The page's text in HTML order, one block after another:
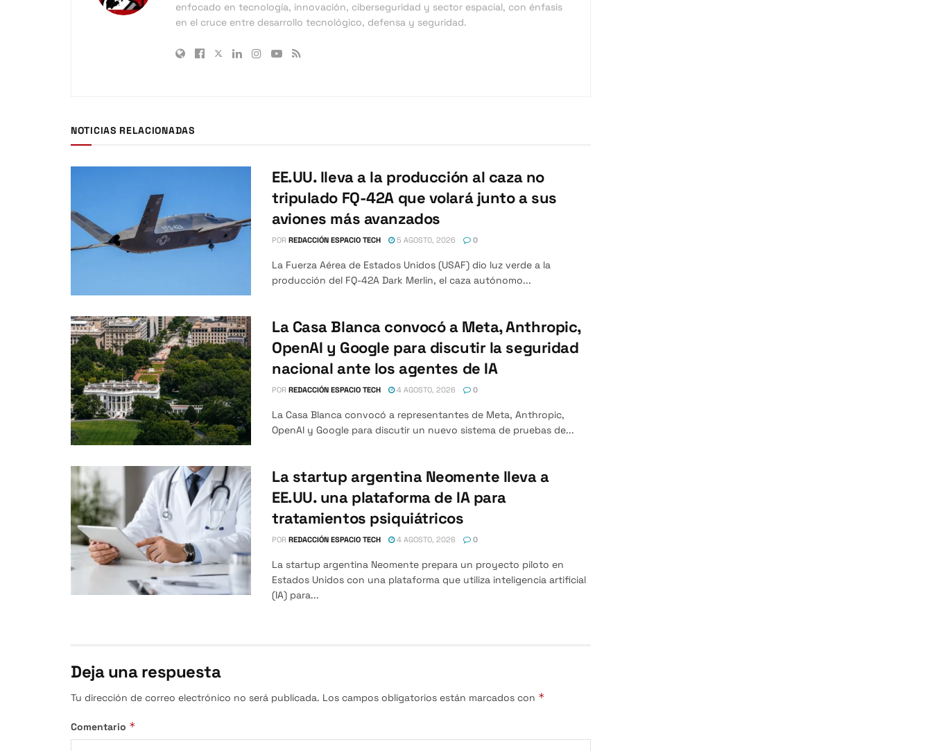
enfocado en tecnología, innovación, ciberseguridad y sector espacial, con énfasis
en el cruce entre desarrollo tecnológico, defensa y seguridad.
NOTICIAS RELACIONADAS
EE.UU. lleva a la producción al caza no
tripulado FQ-42A que volará junto a sus
aviones más avanzados
POR REDACCIÓN ESPACIO TECH 5 AGOSTO, 2026 0
La Fuerza Aérea de Estados Unidos (USAF) dio luz verde a la
producción del FQ-42A Dark Merlin, el caza autónomo...
La Casa Blanca convocó a Meta, Anthropic,
OpenAI y Google para discutir la seguridad
nacional ante los agentes de IA
POR REDACCIÓN ESPACIO TECH 4 AGOSTO, 2026 0
La Casa Blanca convocó a representantes de Meta, Anthropic,
OpenAI y Google para discutir un nuevo sistema de pruebas de...
La startup argentina Neomente lleva a
EE.UU. una plataforma de IA para
tratamientos psiquiátricos
POR REDACCIÓN ESPACIO TECH 4 AGOSTO, 2026 0
La startup argentina Neomente prepara un proyecto piloto en
Estados Unidos con una plataforma que utiliza inteligencia artificial
(IA) para...
Deja una respuesta
Tu dirección de correo electrónico no será publicada. Los campos obligatorios están marcados con *
Comentario *